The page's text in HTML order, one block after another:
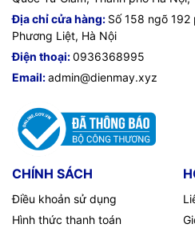
Địa chỉ cửa hàng: Số 158 ngõ 192
Phương Liệt, Hà Nội
Điện thoại:0936368995
Email:admin@dienmay.xyz
CHÍNH SÁCH
Điều khoản sử dụng
Hình thức thanh toán